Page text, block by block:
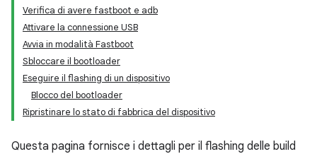
Verifica di avere fastboot e adb
Attivare la connessione USB
Avvia in modalità Fastboot
Sbloccare il bootloader
Eseguire il flashing di un dispositivo
Blocco del bootloader
Ripristinare lo stato di fabbrica del dispositivo
Questa pagina fornisce i dettagli per il flashing delle build